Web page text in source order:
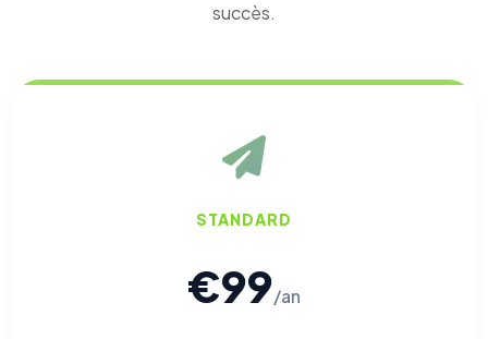
succès.
STANDARD
€99/an